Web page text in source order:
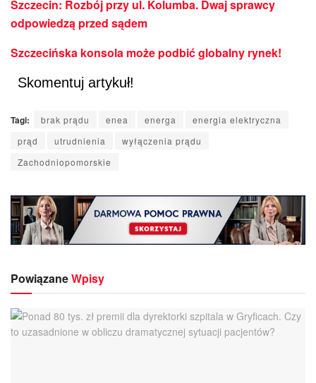
Szczecin: Rozbój przy ul. Kolumba. Dwaj sprawcy
odpowiedzą przed sądem
Szczecińska konsola może podbić globalny rynek!
Skomentuj artykuł!
Tagi: brak prądu enea energa
energia elektryczna
prąd
utrudnienia
wyłączenia prądu
Zachodniopomorskie
PowiązaneWpisy